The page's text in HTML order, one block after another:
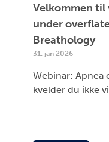
Velkommen til
under
Breathology
31. jan 2026
Webinar:
kvelder du ikke